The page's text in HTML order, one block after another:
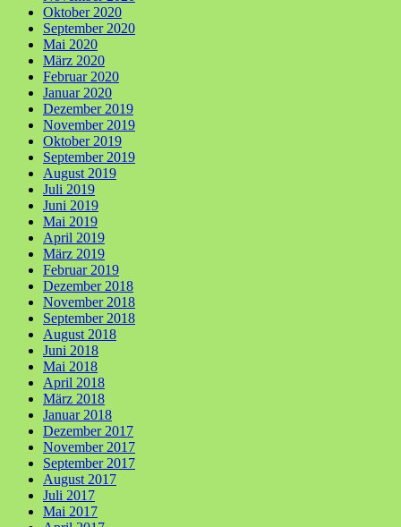
Oktober 2020
September 2020
Mai 2020
März 2020
Februar 2020
Januar 2020
Dezember 2019
November 2019
Oktober 2019
September 2019
August 2019
Juli 2019
Juni 2019
Mai 2019
April 2019
März 2019
Februar 2019
Dezember 2018
November 2018
September 2018
August 2018
Juni 2018
Mai 2018
April 2018
März 2018
Januar 2018
Dezember 2017
November 2017
September 2017
August 2017
Juli 2017
Mai 2017